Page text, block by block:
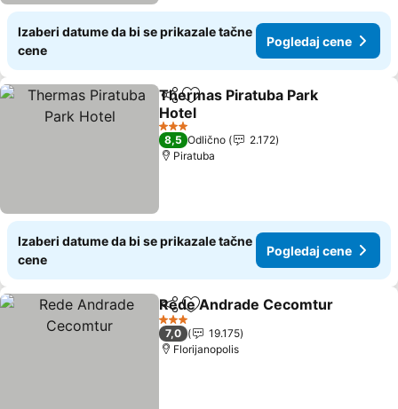
Izaberi datume da bi se prikazale tačne
cene
Pogledaj cene
Deli Dodati u favorite
Thermas Piratuba Park
Hotel
Pogledaj cene
3 Zvezdice
8,5 Odlično
2.172
Piratuba
Izaberi datume da bi se prikazale tačne
cene
Pogledaj cene
Deli Dodati u favorite
Rede Andrade Cecomtur
3 Zvezdice
7,0
19.175
Florijanopolis